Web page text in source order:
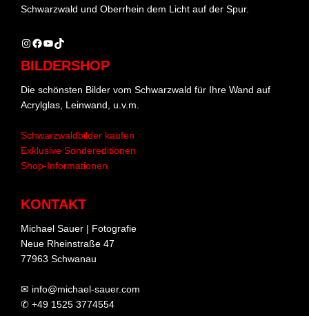
Schwarzwald und Oberrhein dem Licht auf der Spur.
Instagram
Facebook
YouTube
TikTok
BILDERSHOP
Die schönsten Bilder vom Schwarzwald für Ihre Wand auf
Acrylglas, Leinwand, u.v.m.
Schwarzwaldbilder kaufen
Exklusive Sondereditionen
Shop-Informationen
KONTAKT
Michael Sauer | Fotografie
Neue Rheinstraße 47
77963 Schwanau
✉ info@michael-sauer.com
✆ +49 1525 3774554